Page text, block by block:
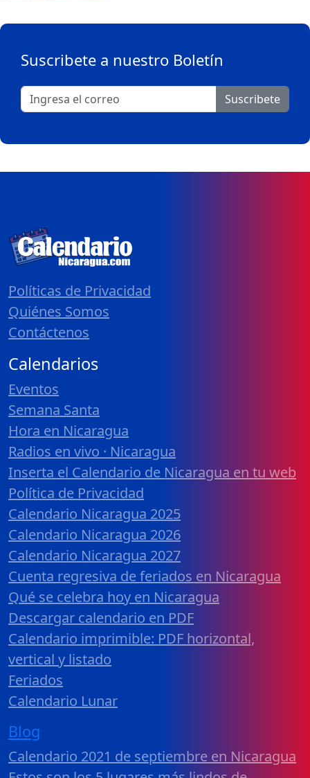
Suscribete a nuestro Boletín
Suscribete
Políticas de Privacidad
Quiénes Somos
Contáctenos
Calendarios
Eventos
Semana Santa
Hora en Nicaragua
Radios en vivo · Nicaragua
Inserta el Calendario de Nicaragua en tu web
Política de Privacidad
Calendario Nicaragua 2025
Calendario Nicaragua 2026
Calendario Nicaragua 2027
Cuenta regresiva de feriados en Nicaragua
Qué se celebra hoy en Nicaragua
Descargar calendario en PDF
Calendario imprimible: PDF horizontal,
vertical y listado
Feriados
Calendario Lunar
Blog
Calendario 2021 de septiembre en Nicaragua